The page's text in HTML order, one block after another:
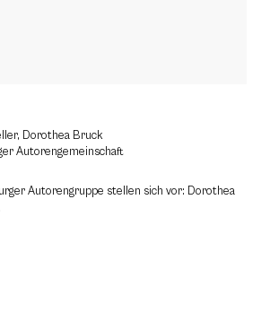
Dorothea Bruck
Autorengemeinschaft
Autorengruppe stellen sich vor: Dorothea